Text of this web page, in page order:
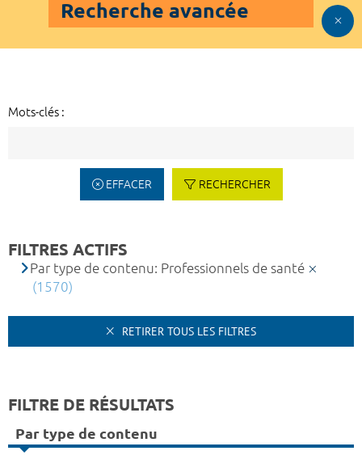
Recherche avancée
Mots-clés :
EFFACER RECHERCHER
FILTRES ACTIFS
Par type de contenu: Professionnels de santé
(1570)
RETIRER TOUS LES FILTRES
FILTRE DE RÉSULTATS
Par type de contenu